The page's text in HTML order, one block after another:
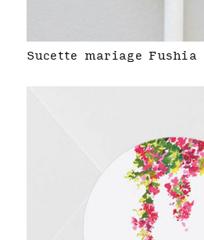
Sucette mariage Fushia